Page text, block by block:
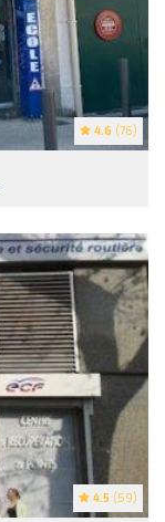
4.6 (76)
4.5 (59)